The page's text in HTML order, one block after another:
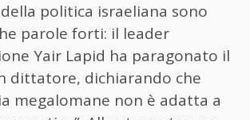
politica israeliana sono
parole forti: il leader
Yair Lapid ha paragonato il
dittatore, dichiarando che
megalomane non è adatta a